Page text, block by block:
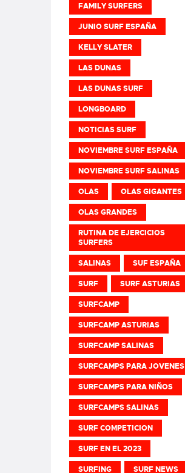
FAMILY SURFERS
JUNIO SURF ESPAÑA
KELLY SLATER
LAS DUNAS
LAS DUNAS SURF
LONGBOARD
NOTICIAS SURF
NOVIEMBRE SURF ESPAÑA
NOVIEMBRE SURF SALINAS
OLAS OLAS GIGANTES
OLAS GRANDES
RUTINA DE EJERCICIOS
SURFERS
SALINAS SUF ESPAÑA
SURF SURF ASTURIAS
SURFCAMP
SURFCAMP ASTURIAS
SURFCAMP SALINAS
SURFCAMPS PARA JOVENES
SURFCAMPS PARA NIÑOS
SURFCAMPS SALINAS
SURF COMPETICION
SURF EN EL 2023
SURFING SURF NEWS